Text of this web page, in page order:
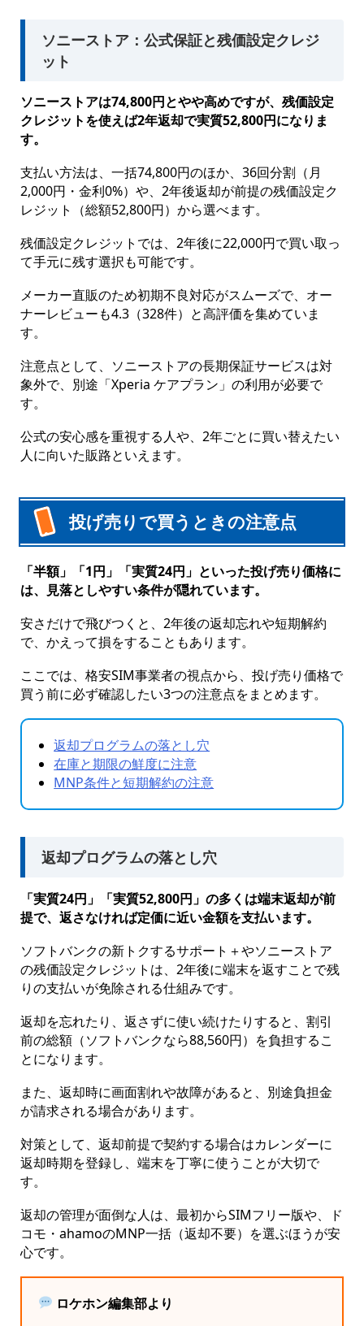
ソニーストア：公式保証と残価設定クレジ
ット
ソニーストアは74,800円とやや高めですが、残価設定
クレジットを使えば2年返却で実質52,800円になりま
す。
支払い方法は、一括74,800円のほか、36回分割（月
2,000円・金利0%）や、2年後返却が前提の残価設定ク
レジット（総額52,800円）から選べます。
残価設定クレジットでは、2年後に22,000円で買い取っ
て手元に残す選択も可能です。
メーカー直販のため初期不良対応がスムーズで、オー
ナーレビューも4.3（328件）と高評価を集めていま
す。
注意点として、ソニーストアの長期保証サービスは対
象外で、別途「Xperia ケアプラン」の利用が必要で
す。
公式の安心感を重視する人や、2年ごとに買い替えたい
人に向いた販路といえます。
投げ売りで買うときの注意点
「半額」「1円」「実質24円」といった投げ売り価格に
は、見落としやすい条件が隠れています。
安さだけで飛びつくと、2年後の返却忘れや短期解約
で、かえって損をすることもあります。
ここでは、格安SIM事業者の視点から、投げ売り価格で
買う前に必ず確認したい3つの注意点をまとめます。
返却プログラムの落とし穴
在庫と期限の鮮度に注意
MNP条件と短期解約の注意
返却プログラムの落とし穴
「実質24円」「実質52,800円」の多くは端末返却が前
提で、返さなければ定価に近い金額を支払います。
ソフトバンクの新トクするサポート＋やソニーストア
の残価設定クレジットは、2年後に端末を返すことで残
りの支払いが免除される仕組みです。
返却を忘れたり、返さずに使い続けたりすると、割引
前の総額（ソフトバンクなら88,560円）を負担するこ
とになります。
また、返却時に画面割れや故障があると、別途負担金
が請求される場合があります。
対策として、返却前提で契約する場合はカレンダーに
返却時期を登録し、端末を丁寧に使うことが大切で
す。
返却の管理が面倒な人は、最初からSIMフリー版や、ド
コモ・ahamoのMNP一括（返却不要）を選ぶほうが安
心です。
ロケホン編集部より